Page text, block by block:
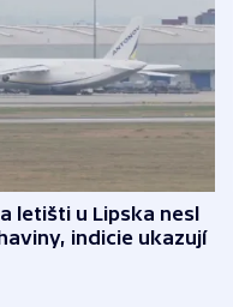
letišti u Lipska nesl
indicie ukazují